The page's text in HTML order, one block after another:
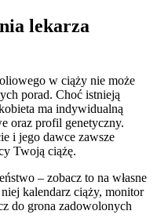
lekarza
w ciąży nie może
porad. Choć istnieją
ma indywidualną
oraz profil genetyczny.
i jego dawce zawsze
Twoją ciążę.
– zobacz to na własne
kalendarz ciąży, monitor
do grona zadowolonych